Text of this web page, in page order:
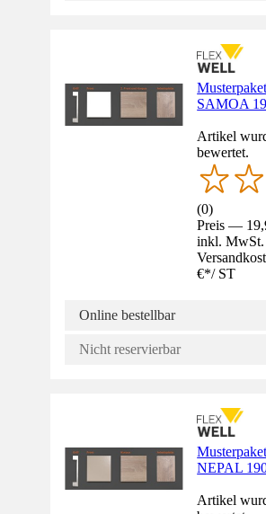
SAMOA
Artikel
bewertet.
(0)
Preis —
inkl. MwSt.
€*/ ST
Online bestellbar
Nicht reservierbar
NEPAL
Artikel